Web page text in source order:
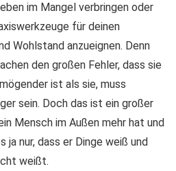
im Mangel verbringen oder
für deinen
Wohlstand anzueignen. Denn
den großen Fehler, dass sie
ist als sie, muss
sein. Doch das ist ein großer
Mensch im Außen mehr hat und
nur, dass er Dinge weiß und
weißt.